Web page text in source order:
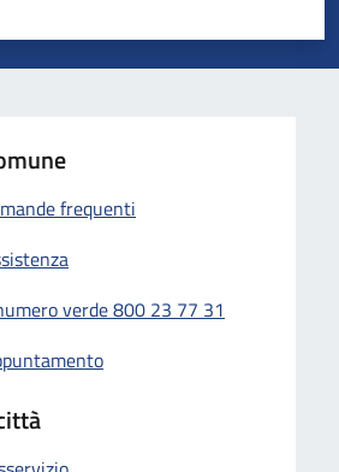
5 stelle su 5
su 5
su 5
5
frequenti
verde 800 23 77 31